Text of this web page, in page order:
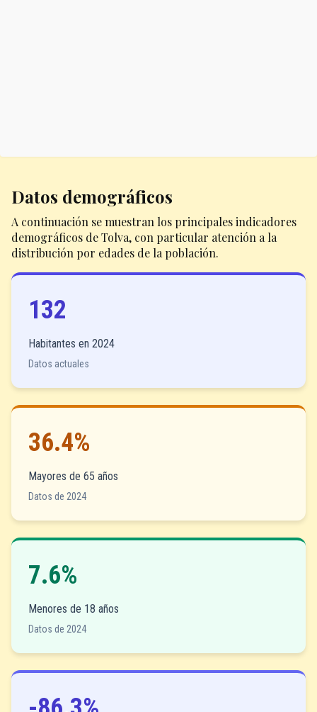
Datos demográficos
A continuación se muestran los principales indicadores
demográficos de Tolva, con particular atención a la
distribución por edades de la población.
132
Habitantes en 2024
Datos actuales
36.4%
Mayores de 65 años
Datos de 2024
7.6%
Menores de 18 años
Datos de 2024